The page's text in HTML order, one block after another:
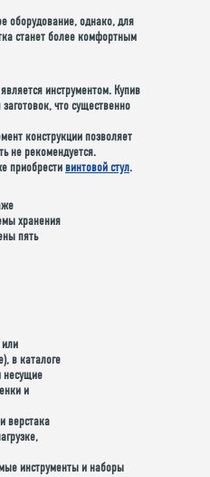
оборудование, однако, для
станет более комфортным
инструментом. Купив
что существенно
конструкции позволяет
не рекомендуется.
приобрестивинтовой стул.
хранения
пять
в каталоге
несущие
и
верстака
инструменты и наборы